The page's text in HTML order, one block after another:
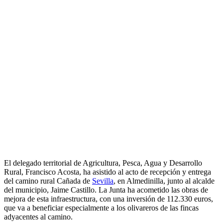
El delegado territorial de Agricultura, Pesca, Agua y Desarrollo
Rural, Francisco Acosta, ha asistido al acto de recepción y entrega
del camino rural Cañada de Sevilla, en Almedinilla, junto al alcalde
del municipio, Jaime Castillo. La Junta ha acometido las obras de
mejora de esta infraestructura, con una inversión de 112.330 euros,
que va a beneficiar especialmente a los olivareros de las fincas
adyacentes al camino.